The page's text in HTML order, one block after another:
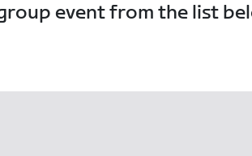
event from the list